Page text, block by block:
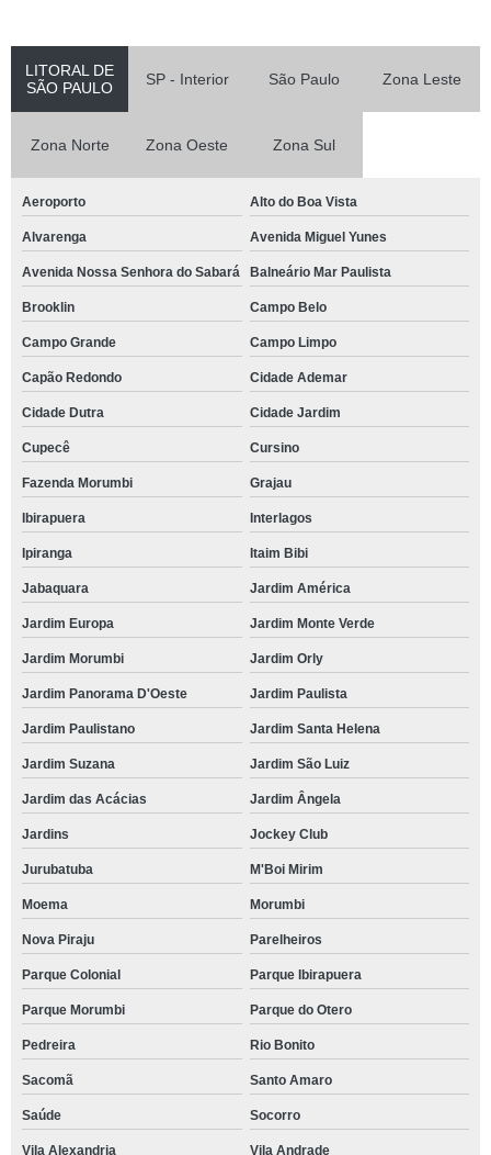
LITORAL DE
SÃO PAULO
SP - Interior São Paulo Zona Leste
Zona Norte Zona Oeste Zona Sul
Aeroporto Alto do Boa Vista
Alvarenga Avenida Miguel Yunes
Avenida Nossa Senhora do Sabará Balneário Mar Paulista
Brooklin Campo Belo
Campo Grande Campo Limpo
Capão Redondo Cidade Ademar
Cidade Dutra Cidade Jardim
Cupecê Cursino
Fazenda Morumbi Grajau
Ibirapuera Interlagos
Ipiranga Itaim Bibi
Jabaquara Jardim América
Jardim Europa Jardim Monte Verde
Jardim Morumbi Jardim Orly
Jardim Panorama D'Oeste Jardim Paulista
Jardim Paulistano Jardim Santa Helena
Jardim Suzana Jardim São Luiz
Jardim das Acácias Jardim Ângela
Jardins Jockey Club
Jurubatuba M'Boi Mirim
Moema Morumbi
Nova Piraju Parelheiros
Parque Colonial Parque Ibirapuera
Parque Morumbi Parque do Otero
Pedreira Rio Bonito
Sacomã Santo Amaro
Saúde Socorro
Vila Alexandria Vila Andrade